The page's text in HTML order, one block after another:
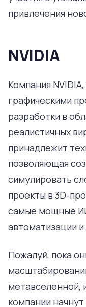
привлечения
NVIDIA
Компания
графическими
разработки в
реалистичных
принадлежит
позволяющая
симулировать
проекты в 3D-
самые мощные
автоматизации
Пожалуй, пока
метавселенной,
компании